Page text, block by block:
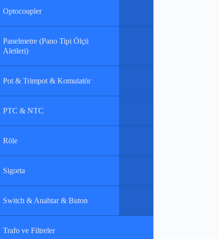
Optocoupler
Panelmetre (Pano Tipi Ölçü
Aletleri)
Pot & Trimpot & Komutatör
PTC & NTC
Röle
Sigorta
Switch & Anahtar & Buton
Trafo ve Filtreler